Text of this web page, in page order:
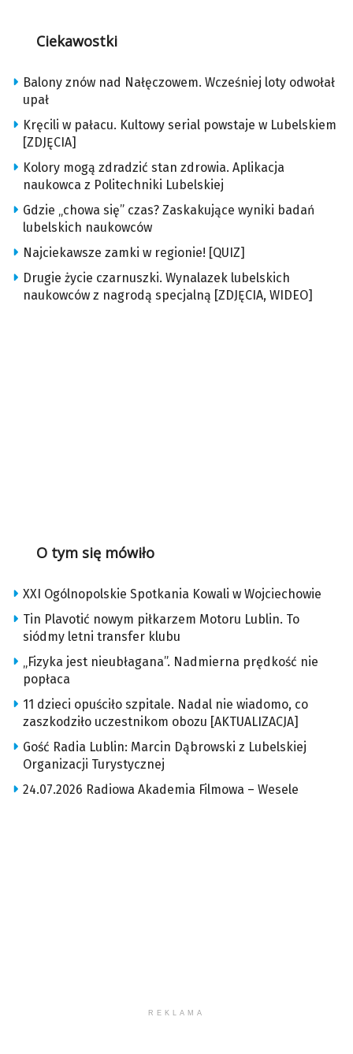
Ciekawostki
Balony znów nad Nałęczowem. Wcześniej loty odwołał
upał
Kręcili w pałacu. Kultowy serial powstaje w Lubelskiem
[ZDJĘCIA]
Kolory mogą zdradzić stan zdrowia. Aplikacja
naukowca z Politechniki Lubelskiej
Gdzie „chowa się” czas? Zaskakujące wyniki badań
lubelskich naukowców
Najciekawsze zamki w regionie! [QUIZ]
Drugie życie czarnuszki. Wynalazek lubelskich
naukowców z nagrodą specjalną [ZDJĘCIA, WIDEO]
O tym się mówiło
XXI Ogólnopolskie Spotkania Kowali w Wojciechowie
Tin Plavotić nowym piłkarzem Motoru Lublin. To
siódmy letni transfer klubu
„Fizyka jest nieubłagana”. Nadmierna prędkość nie
popłaca
11 dzieci opuściło szpitale. Nadal nie wiadomo, co
zaszkodziło uczestnikom obozu [AKTUALIZACJA]
Gość Radia Lublin: Marcin Dąbrowski z Lubelskiej
Organizacji Turystycznej
24.07.2026 Radiowa Akademia Filmowa – Wesele
REKLAMA